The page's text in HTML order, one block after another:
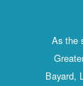
As the
Bayard,